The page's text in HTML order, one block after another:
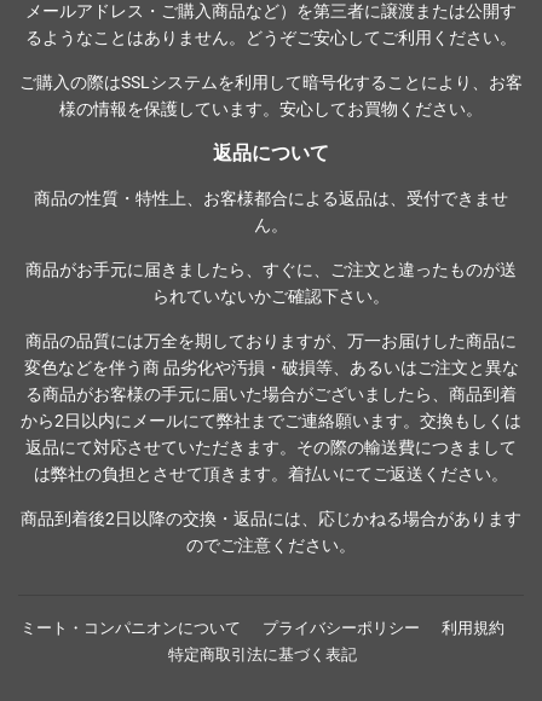
メールアドレス・ご購入商品など）を第三者に譲渡または公開す
るようなことはありません。どうぞご安心してご利用ください。
ご購入の際はSSLシステムを利用して暗号化することにより、お客
様の情報を保護しています。安心してお買物ください。
返品について
商品の性質・特性上、お客様都合による返品は、受付できませ
ん。
商品がお手元に届きましたら、すぐに、ご注文と違ったものが送
られていないかご確認下さい。
商品の品質には万全を期しておりますが、万一お届けした商品に
変色などを伴う商 品劣化や汚損・破損等、あるいはご注文と異な
る商品がお客様の手元に届いた場合がございましたら、商品到着
から2日以内にメールにて弊社までご連絡願います。交換もしくは
返品にて対応させていただきます。その際の輸送費につきまして
は弊社の負担とさせて頂きます。着払いにてご返送ください。
商品到着後2日以降の交換・返品には、応じかねる場合があります
のでご注意ください。
ミート・コンパニオンについて プライバシーポリシー
利用規約
特定商取引法に基づく表記